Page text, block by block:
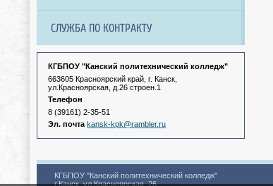
СЛУЖБА ПО КОНТРАКТУ
КГБПОУ "Канский политехнический колледж"
663605 Красноярский край, г. Канск,
ул.Красноярская, д.26 строен.1
Телефон
8 (39161) 2-35-51
Эл. почта kansk-kpk@rambler.ru
КГБПОУ "Канский политехнический колледж"
г.Канск, ул.Красноярская, 26